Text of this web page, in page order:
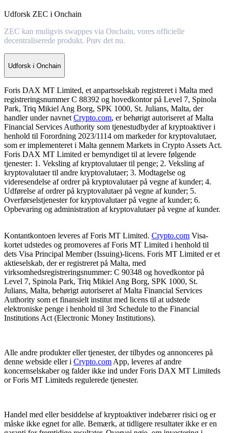
Udforsk ZEC i Onchain
ZEC kan muligvis swappes via Onchain, vores officielle
decentraliserede produkt. Prøv det nu.
Udforsk i Onchain
Foris DAX MT Limited, et anpartsselskab registreret i Malta med
registreringsnummer C 88392 og hovedkontor på Level 7, Spinola
Park, Triq Mikiel Ang Borg, SPK 1000, St. Julians, Malta, der
handler under navnet Crypto.com, er behørigt autoriseret af Malta
Financial Services Authority som tjenestudbyder af kryptoaktiver i
henhold til Forordning 2023/1114 om markeder for kryptovalutaer,
som er implementeret i Malta gennem Markets in Crypto Assets Act.
Foris DAX MT Limited er bemyndiget til at levere følgende
tjenester: 1. Veksling af kryptovalutaer til penge; 2. Veksling af
kryptovalutaer til andre kryptovalutaer; 3. Modtagelse og
videresendelse af ordrer på kryptovalutaer på vegne af kunder; 4.
Udførelse af ordrer på kryptovalutaer på vegne af kunder; 5.
Overførselstjenester for kryptovalutaer på vegne af kunder; 6.
Opbevaring og administration af kryptovalutaer på vegne af kunder.
Kontantkontoen leveres af Foris MT Limited. Crypto.com Visa-
kortet udstedes og promoveres af Foris MT Limited i henhold til
dets Visa Principal Member (Issuing)-licens. Foris MT Limited er et
aktieselskab, der er registreret på Malta, med
virksomhedsregistreringsnummer: C 90348 og hovedkontor på
Level 7, Spinola Park, Triq Mikiel Ang Borg, SPK 1000, St.
Julians, Malta, behørigt autoriseret af Malta Financial Services
Authority som et finansielt institut med licens til at udstede
elektroniske penge i henhold til 3rd Schedule to the Financial
Institutions Act (Electronic Money Institutions).
Alle andre produkter eller tjenester, der tilbydes og annonceres på
denne webside eller i Crypto.com App, leveres af andre
koncernselskaber og falder ikke ind under Foris DAX MT Limiteds
or Foris MT Limiteds regulerede tjenester.
Handel med eller besiddelse af kryptoaktiver indebærer risici og er
måske ikke egnet for alle. Bemærk, at tidligere resultater ikke er en